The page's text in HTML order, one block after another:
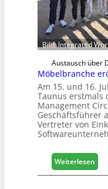
r
H
a
u
m
e
s
s
e
Bild: Integrated
Austausch über
Möbelbranche
Am 15. und 16.
Taunus erstmals
Management
Geschäftsführer
Vertreter von
Weiterlesen
M